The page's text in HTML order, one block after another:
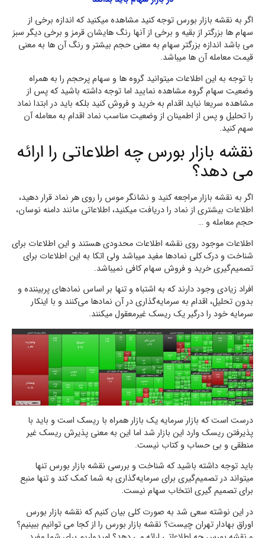
اگر به نقشه بازار بورس توجه کنید مشاهده میکنید که اندازه برخی از
سهام ها بزرگتر از بقیه و برخی از آنها رنگ هایشان قرمز و برخی دیگر سبز
می باشد اندازه بزرگتر سهام به معنی حجم بیشتر و رنگ آن ها به معنی
قیمت معامله آن ها میباشد.
با توجه به این اطلاعات میتوانید گروه ها و سهام پرحجم را به همراه
وضعیت سهام گروه مشاهده نمایید اما توجه داشته باشید که پس از
مشاهده سریعا نباید اقدام به خرید و فروش کنید بلکه باید در ابتدا نماد
را تحلیل و پس از اطمینان از وضعیت مناسب نماد اقدام به معامله آن
سهم کنید.
نقشه بازار بورس چه اطلاعاتی را ارائه
می دهد؟
اگر به نقشه بازار مراجعه کنید و نشانگر موس را روی هر نماد قرار دهید،
اطلاعات بیشتری از نماد را دریافت میکنید، اطلاعاتی مانند دامنه نوسان،
حجم معامله و …
اطلاعات موجود روی نقشه اطلاعات محدودی هستند و این اطلاعات برای
شناخت و درک کلی نمادها مفید میباشد ولی اتکا به این اطلاعات برای
تصمیم‌گیری خرید و فروش سهام کافی نمیباشد.
افراد زیادی وجود دارند که به اشتباه و تنها بر اساس نمادهای پربیننده و
بدون تحلیل، اقدام به سرمایه‌گذاری در آن‌ نمادها می‌کنند و با اینکار
سرمایه خود را درگیر یک ریسک غیرمعقول میکنند.
درست است که بازار سرمایه یک بازار همراه با ریسک است و باید با
پذیرفتن ریسک وارد این بازار شد اما این به معنی پذیرش ریسک غیر
منطقی و بی حساب و کتاب نیست.
باید توجه داشته باشید که شناخت و بررسی نقشه بازار بورس تنها
میتواند در تصمیم‌گیری برای سرمایه‌گذاری به شما کمک کند و تنها منبع
برای تصمیم گیری انتخاب سهام نیست.
در این نوشته سعی شد به صورت کلی بیان کنیم که نقشه بازار بورس
اوراق بهادار تهران چیست؟ نقشه بازار بورس را از کجا می توانیم ببینیم؟